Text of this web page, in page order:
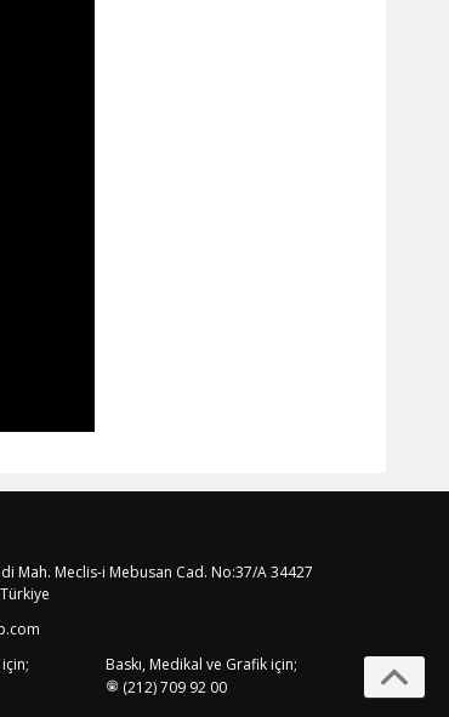
Mah. Meclis-i Mebusan Cad. No:37/A 34427
Baskı, Medikal ve Grafik için;
(212) 709 92 00